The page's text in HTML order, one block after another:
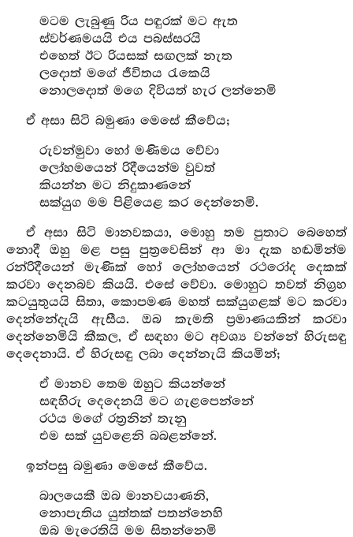
මටම ලැබුණු රිය පඳුරක් මට ඇත
ස්වර්ණමයයි එය පබස්සරයි
එහෙත් ඊට රියසක් සඟලක් නැත
ලදොත් මගේ ජීවිතය රැකෙයි
නොලදොත් මගෙ දිවියත් හැර ලන්නෙමි
ඒ අසා සිටි බමුණා මෙසේ කීවේය;
රුවන්මුවා හෝ මණිමය වේවා
ලෝහමයෙන් රිදීයෙන්ම වුවත්
කියන්න මට නිදුකාණනේ
සක්යුග මම පිළියෙළ කර දෙන්නෙමි.
ඒ අසා සිටි මානවකයා, මොහු තම පුතාට බෙහෙත්
නොදී ඔහු මළ පසු පුත්‍රවෙසින් ආ මා දැක හඬමින්ම
රන්රිදීයෙන් මැණික් හෝ ලෝහයෙන් රථරෝද දෙකක්
කරවා දෙනබව කියයි. එසේ වේවා. මොහුට තවත් නිග්‍රහ
කටයුතුයයි සිතා, කොපමණ මහත් සක්යුගළක් මට කරවා
දෙන්නේදැයි ඇසීය. ඔබ කැමති ප්‍රමාණයකින් කරවා
දෙන්නෙමියි කීකල, ඒ සඳහා මට අවශ්‍ය වන්නේ හිරුසඳු
දෙදෙනායි. ඒ හිරුසඳු ලබා දෙන්නැයි කියමින්;
ඒ මානව තෙම ඔහුට කියන්නේ
සඳහිරු දෙදෙනයි මට ගැළපෙන්නේ
රථය මගේ රත්‍රනින් තැනු
එම සක් යුවළෙනි බබළන්නේ.
ඉන්පසු බමුණා මෙසේ කීවේය.
බාලයෙකී ඔබ මානවයාණනි,
නොපැතිය යුත්තක් පතන්නෙහි
ඔබ මැරෙතියි මම සිතන්නෙමි